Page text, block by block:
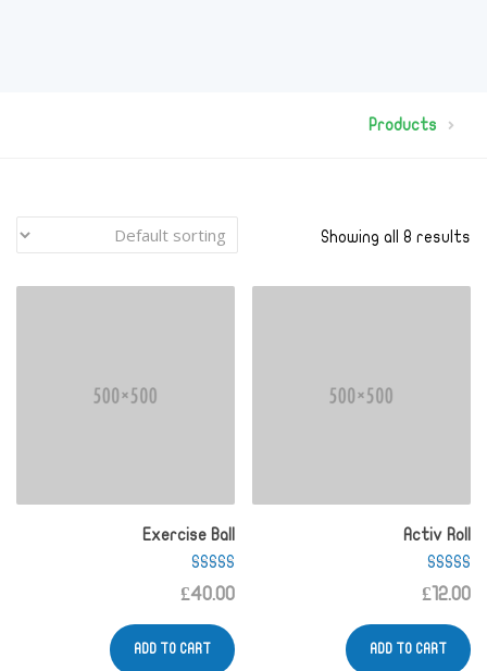
Products
Showing all 8 results
Activ Roll
Rated
4.67
£12.00
ADD TO CART
Exercise Ball
Rated
4.00
£40.00
ADD TO CART